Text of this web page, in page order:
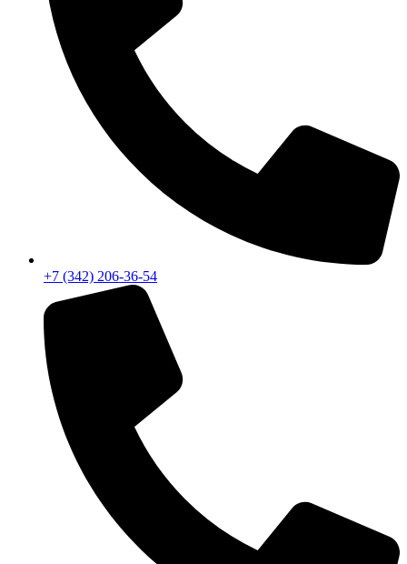
+7 (342) 206-36-54